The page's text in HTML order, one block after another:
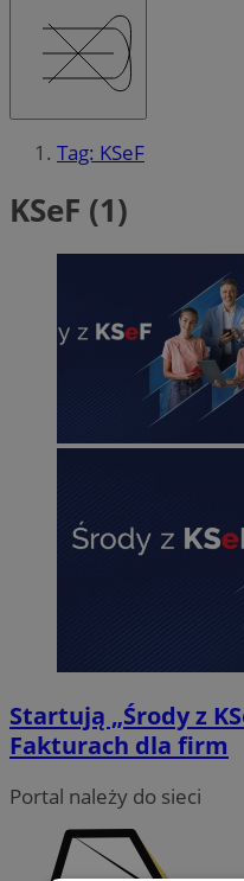
Tag: KSeF
KSeF (1)
Startują „Środy z
Fakturach dla firm
Portal należy do sieci